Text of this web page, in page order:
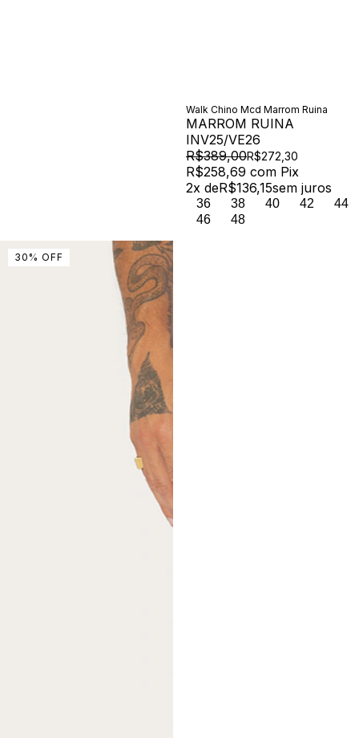
Walk Chino Mcd Marrom Ruina
MARROM RUINA
INV25/VE26
R$389,00R$272,30
R$258,69 com Pix
2x deR$136,15sem juros
36 38 40 42
44
46
48
30 % OFF